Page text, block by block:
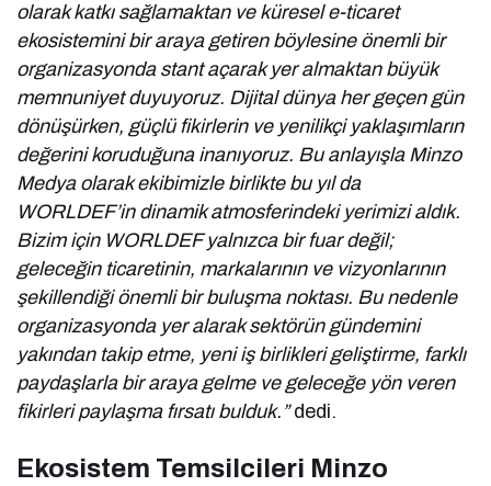
olarak katkı sağlamaktan ve küresel e-ticaret
ekosistemini bir araya getiren böylesine önemli bir
organizasyonda stant açarak yer almaktan büyük
memnuniyet duyuyoruz. Dijital dünya her geçen gün
dönüşürken, güçlü fikirlerin ve yenilikçi yaklaşımların
değerini koruduğuna inanıyoruz. Bu anlayışla Minzo
Medya olarak ekibimizle birlikte bu yıl da
WORLDEF’in dinamik atmosferindeki yerimizi aldık.
Bizim için WORLDEF yalnızca bir fuar değil;
geleceğin ticaretinin, markalarının ve vizyonlarının
şekillendiği önemli bir buluşma noktası. Bu nedenle
organizasyonda yer alarak sektörün gündemini
yakından takip etme, yeni iş birlikleri geliştirme, farklı
paydaşlarla bir araya gelme ve geleceğe yön veren
fikirleri paylaşma fırsatı bulduk.”dedi.
Ekosistem Temsilcileri Minzo